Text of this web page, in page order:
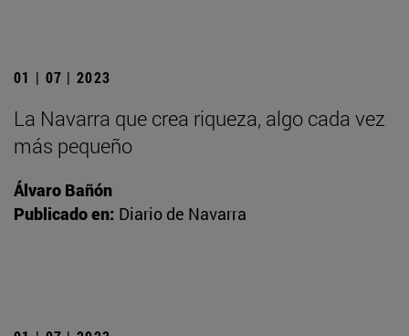
01 | 07 | 2023
La Navarra que crea riqueza, algo cada vez
más pequeño
Álvaro Bañón
Publicado en: Diario de Navarra